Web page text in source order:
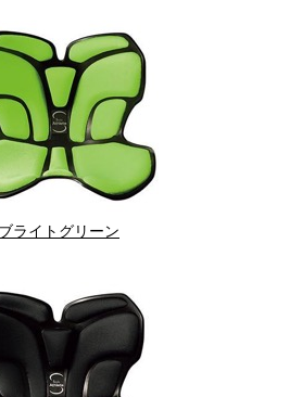
ブライトグリーン